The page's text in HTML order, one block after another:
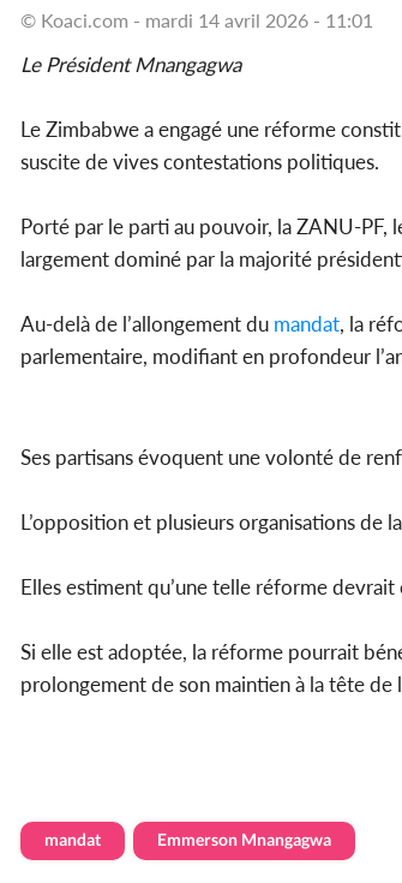
© Koaci.com - mardi 14 avril 2026 - 11:01
Le Président Mnangagwa
Le Zimbabwe a engagé une réforme
suscite de vives contestations politiques.
Porté par le parti au pouvoir, la ZANU-PF,
largement dominé par la majorité
Au-delà de l’allongement du mandat, la
parlementaire, modifiant en profondeur
Ses partisans évoquent une volonté de
L’opposition et plusieurs organisations de
Elles estiment qu’une telle réforme
Si elle est adoptée, la réforme pourrait
prolongement de son maintien à la tête de
mandat Emmerson Mnangagwa